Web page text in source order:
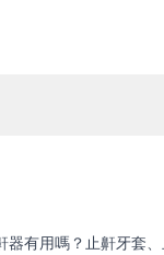
器有用嗎？止鼾牙套